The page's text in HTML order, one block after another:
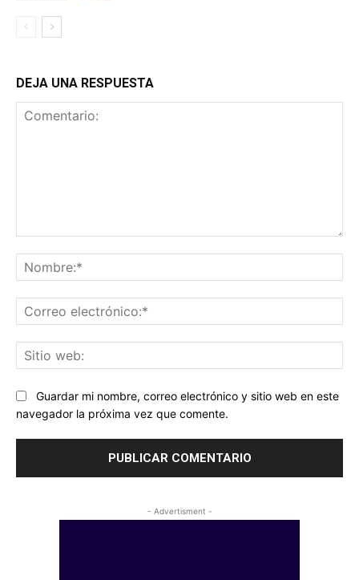
DEJA UNA RESPUESTA
Guardar mi nombre, correo electrónico y sitio web en este
navegador la próxima vez que comente.
- Advertisment -